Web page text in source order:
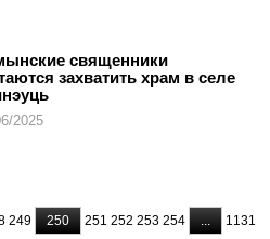
священники
захватить храм в селе
2025
249 250 251 252 253 254 1131